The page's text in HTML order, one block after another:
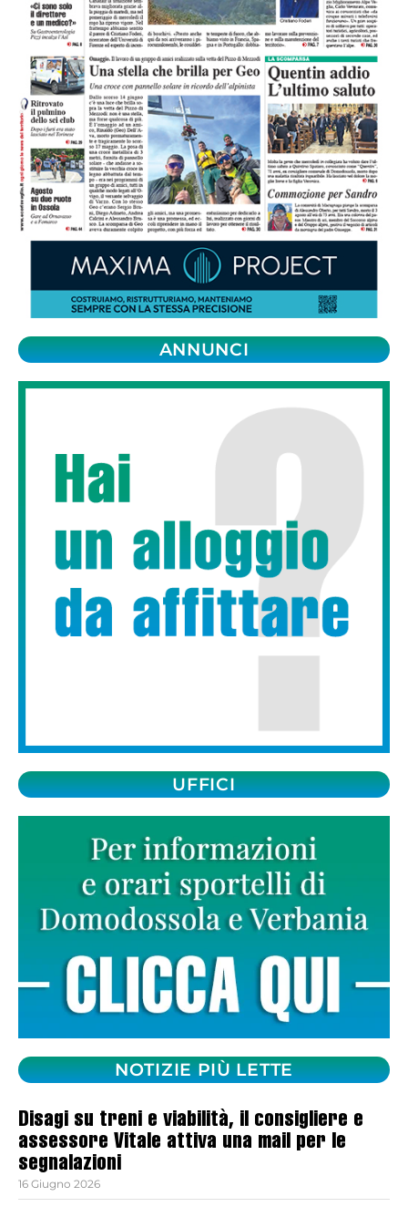
ANNUNCI
UFFICI
NOTIZIE PIÙ LETTE
Disagi su treni e viabilità, il consigliere e
assessore Vitale attiva una mail per le
segnalazioni
16 Giugno 2026